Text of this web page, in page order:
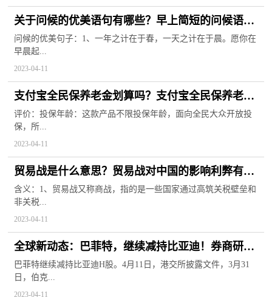
关于问候的优美语句有哪些？早上简短的问候语有
哪些？
问候的优美句子：1、一年之计在于春，一天之计在于晨。愿你在
早晨起...
2023-04-11
支付宝全民保养老金划算吗？支付宝全民保养老金
划算吗？
评价：投保年龄：这款产品不限投保年龄，面向全民大众开放投
保，所...
2023-04-11
贸易战是什么意思？贸易战对中国的影响利弊有哪
些？
含义：1、贸易战又称商战，指的是一些国家通过高筑关税壁垒和
非关税...
2023-04-11
全球新动态：巴菲特，继续减持比亚迪！券商研报
继续看好，有产品悄然加仓
巴菲特继续减持比亚迪H股。4月11日，港交所披露文件，3月31
日，伯克...
2023-04-11